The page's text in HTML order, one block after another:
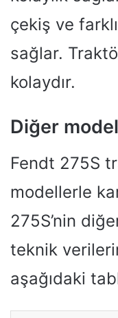
çekiş ve
sağlar.
kolaydır.
Diğer
Fendt 275S
modellerle
275S’nin
teknik
aşağıdaki